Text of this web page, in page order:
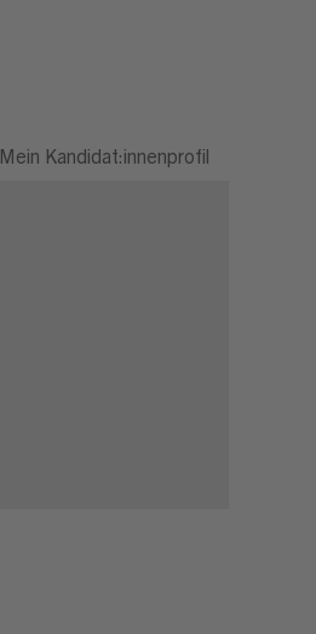
Mein Kandidat:innenprofil